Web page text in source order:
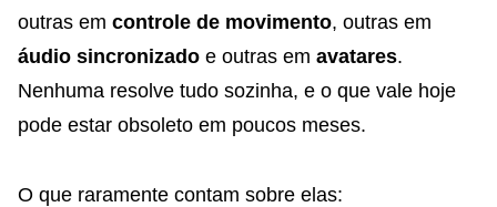
outras em controle de movimento, outras em
áudio sincronizado e outras em avatares.
Nenhuma resolve tudo sozinha, e o que vale hoje
pode estar obsoleto em poucos meses.
O que raramente contam sobre elas: